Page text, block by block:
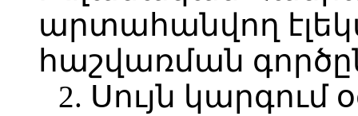
արտահանվող
հաշվառման
2. Սույն